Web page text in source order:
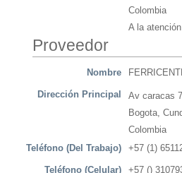
Colombia
A la
Proveedor
Nombre
Dirección Principal
Av caracas
Bogota,
Colombia
Teléfono (Del Trabajo)
+57 (1)
Teléfono (Celular) +57 ()